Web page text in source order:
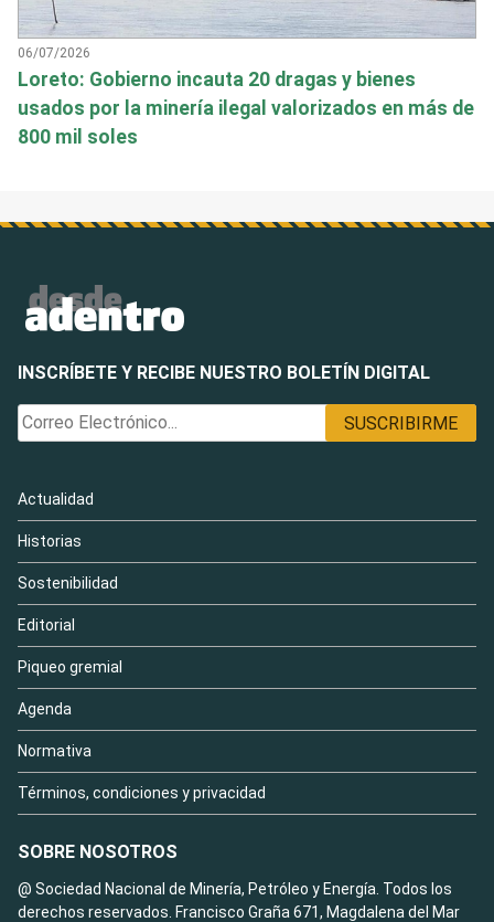
06/07/2026
Loreto: Gobierno incauta 20 dragas y bienes
usados por la minería ilegal valorizados en más de
800 mil soles
INSCRÍBETE Y RECIBE NUESTRO BOLETÍN DIGITAL
Actualidad
Historias
Sostenibilidad
Editorial
Piqueo gremial
Agenda
Normativa
Términos, condiciones y privacidad
SOBRE NOSOTROS
@ Sociedad Nacional de Minería, Petróleo y Energía. Todos los
derechos reservados. Francisco Graña 671, Magdalena del Mar